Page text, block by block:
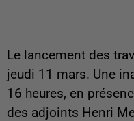
Le lancement des
jeudi 11 mars. Une
16 heures, en
des adjoints Henri